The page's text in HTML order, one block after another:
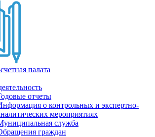
палата
отчеты
о контрольных и экспертно-
мероприятиях
служба
граждан